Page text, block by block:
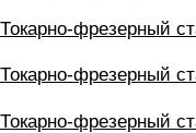
Токарно-фрезерный
Токарно-фрезерный
Токарно-фрезерный